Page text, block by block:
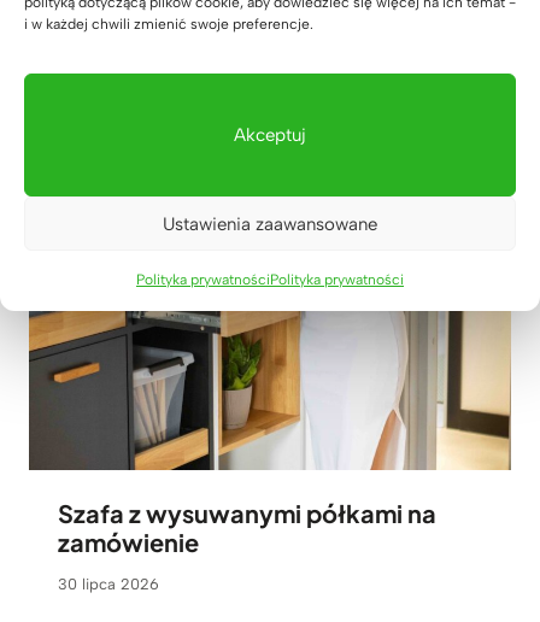
i w każdej chwili zmienić swoje preferencje.
Akceptuj
Ustawienia zaawansowane
Polityka prywatnościPolityka prywatności
Szafa z wysuwanymi półkami na
zamówienie
30 lipca 2026